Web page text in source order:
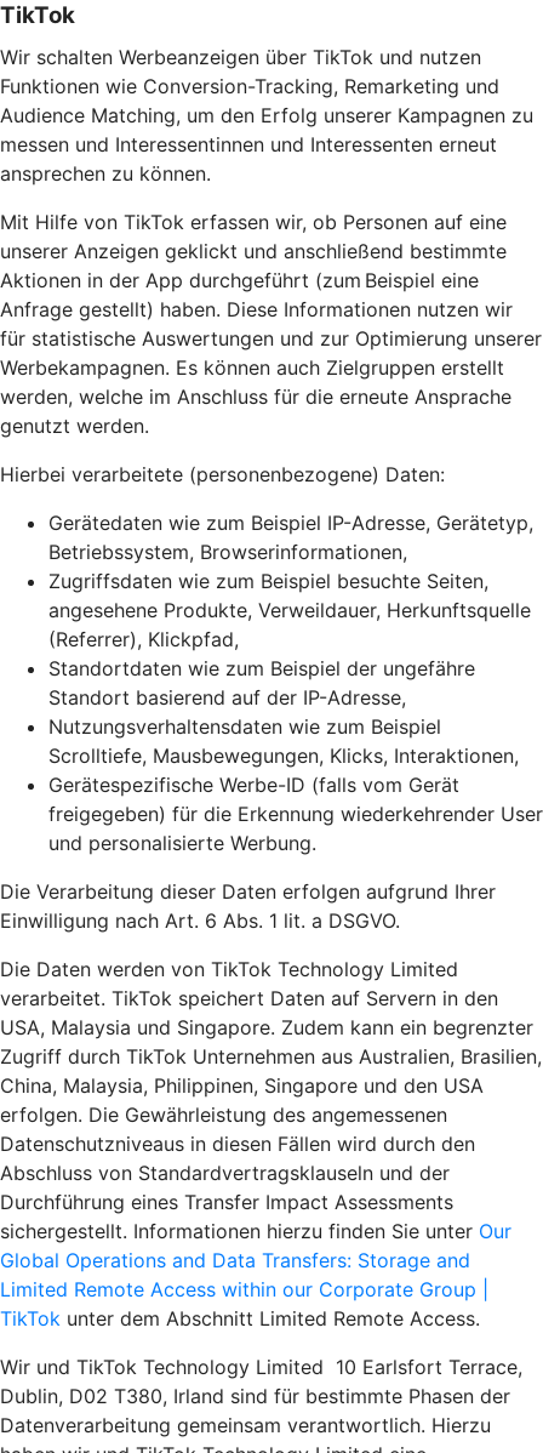
TikTok
Wir schalten Werbeanzeigen über TikTok und nutzen
Funktionen wie Conversion-Tracking, Remarketing und
Audience Matching, um den Erfolg unserer Kampagnen zu
messen und Interessentinnen und Interessenten erneut
ansprechen zu können.
Mit Hilfe von TikTok erfassen wir, ob Personen auf eine
unserer Anzeigen geklickt und anschließend bestimmte
Aktionen in der App durchgeführt (zum Beispiel eine
Anfrage gestellt) haben. Diese Informationen nutzen wir
für statistische Auswertungen und zur Optimierung unserer
Werbekampagnen. Es können auch Zielgruppen erstellt
werden, welche im Anschluss für die erneute Ansprache
genutzt werden.
Hierbei verarbeitete (personenbezogene) Daten:
Gerätedaten wie zum Beispiel IP-Adresse, Gerätetyp,
Betriebssystem, Browserinformationen,
Zugriffsdaten wie zum Beispiel besuchte Seiten,
angesehene Produkte, Verweildauer, Herkunftsquelle
(Referrer), Klickpfad,
Standortdaten wie zum Beispiel der ungefähre
Standort basierend auf der IP-Adresse,
Nutzungsverhaltensdaten wie zum Beispiel
Scrolltiefe, Mausbewegungen, Klicks, Interaktionen,
Gerätespezifische Werbe-ID (falls vom Gerät
freigegeben) für die Erkennung wiederkehrender User
und personalisierte Werbung.
Die Verarbeitung dieser Daten erfolgen aufgrund Ihrer
Einwilligung nach Art. 6 Abs. 1 lit. a DSGVO.
Die Daten werden von TikTok Technology Limited
verarbeitet. TikTok speichert Daten auf Servern in den
USA, Malaysia und Singapore. Zudem kann ein begrenzter
Zugriff durch TikTok Unternehmen aus Australien, Brasilien,
China, Malaysia, Philippinen, Singapore und den USA
erfolgen. Die Gewährleistung des angemessenen
Datenschutzniveaus in diesen Fällen wird durch den
Abschluss von Standardvertragsklauseln und der
Durchführung eines Transfer Impact Assessments
sichergestellt. Informationen hierzu finden Sie unter Our
Global Operations and Data Transfers: Storage and
Limited Remote Access within our Corporate Group |
TikTok unter dem Abschnitt Limited Remote Access.
Wir und TikTok Technology Limited 10 Earlsfort Terrace,
Dublin, D02 T380, Irland sind für bestimmte Phasen der
Datenverarbeitung gemeinsam verantwortlich. Hierzu